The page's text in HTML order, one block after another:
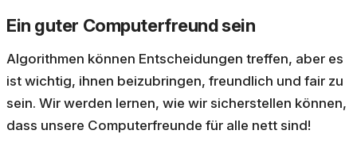
Ein guter Computerfreund sein
Algorithmen können Entscheidungen treffen, aber es
ist wichtig, ihnen beizubringen, freundlich und fair zu
sein. Wir werden lernen, wie wir sicherstellen können,
dass unsere Computerfreunde für alle nett sind!